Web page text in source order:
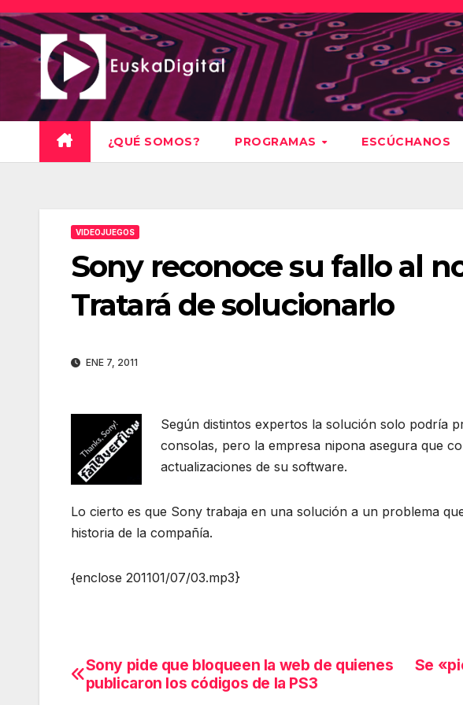
Saltar
al
contenido
¿QUÉ SOMOS? PROGRAMAS ESCÚCHANOS
VIDEOJUEGOS
Sony reconoce su fallo al
Tratará de solucionarlo
ENE 7, 2011
Según distintos expertos la solución solo podría
consolas, pero la empresa nipona asegura que
actualizaciones de su software.
Lo cierto es que Sony trabaja en una solución a un problema
historia de la compañía.
{enclose 201101/07/03.mp3}
Navegación
Se
Sony pide que bloqueen la web de quienes
publicaron los códigos de la PS3